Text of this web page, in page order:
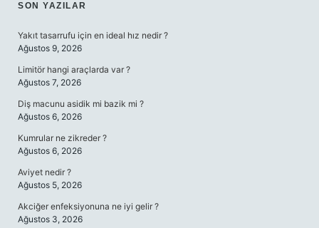
SIDEBAR
SON YAZILAR
Yakıt tasarrufu için en ideal hız nedir ?
Ağustos 9, 2026
Limitör hangi araçlarda var ?
Ağustos 7, 2026
Diş macunu asidik mi bazik mi ?
Ağustos 6, 2026
Kumrular ne zikreder ?
Ağustos 6, 2026
Aviyet nedir ?
Ağustos 5, 2026
Akciğer enfeksiyonuna ne iyi gelir ?
Ağustos 3, 2026